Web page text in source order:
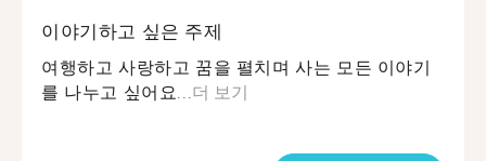
이야기하고 싶은 주제
여행하고 사랑하고 꿈을 펼치며 사는 모든 이야기
를 나누고 싶어요... 더 보기